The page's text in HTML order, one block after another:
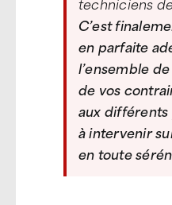
C’est
en parfaite
l’ensemble
de vos
aux
à intervenir
en toute